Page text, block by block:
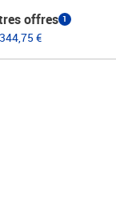
offres 1
€